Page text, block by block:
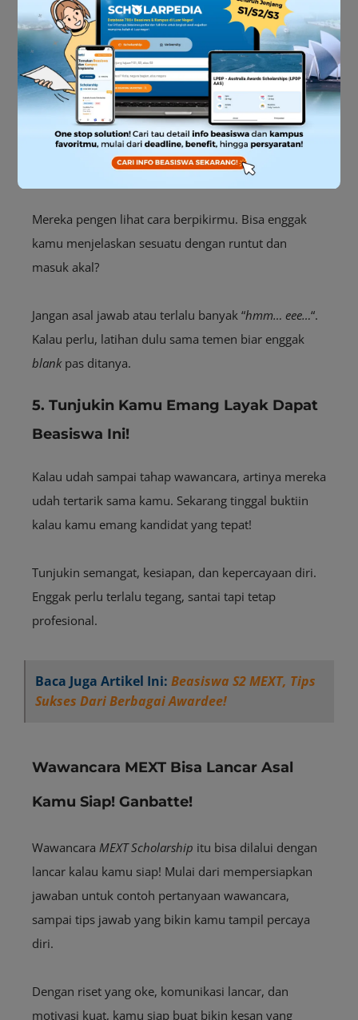
siap-siap buat ngebahasnya lebih dalam!
Pewawancara bakal nanya detail, jadi pastikan kamu
paham luar dalam dan bisa jelasin dengan cara yang
simpel tapi tetap berbobot.
4. Jawaban Harus Jelas dan Nggak
Muter-Muter
Mereka pengen lihat cara berpikirmu. Bisa enggak
kamu menjelaskan sesuatu dengan runtut dan
masuk akal?
Jangan asal jawab atau terlalu banyak “hmm… eee…“.
Kalau perlu, latihan dulu sama temen biar enggak
blank pas ditanya.
5. Tunjukin Kamu Emang Layak Dapat
Beasiswa Ini!
Kalau udah sampai tahap wawancara, artinya mereka
udah tertarik sama kamu. Sekarang tinggal buktiin
kalau kamu emang kandidat yang tepat!
Tunjukin semangat, kesiapan, dan kepercayaan diri.
Enggak perlu terlalu tegang, santai tapi tetap
profesional.
Baca Juga Artikel Ini: Beasiswa S2 MEXT, Tips
Sukses Dari Berbagai Awardee!
Wawancara MEXT Bisa Lancar Asal
Kamu Siap! Ganbatte!
Wawancara MEXTScholarship itu bisa dilalui dengan
lancar kalau kamu siap! Mulai dari mempersiapkan
jawaban untuk contoh pertanyaan wawancara,
sampai tips jawab yang bikin kamu tampil percaya
diri.
Dengan riset yang oke, komunikasi lancar, dan
motivasi kuat, kamu siap buat bikin kesan yang